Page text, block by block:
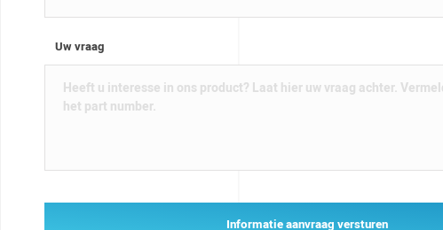
Uw vraag
Informatie aanvraag versturen